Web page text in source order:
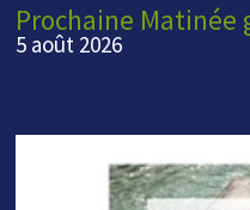
Prochaine Matinée
5 août 2026